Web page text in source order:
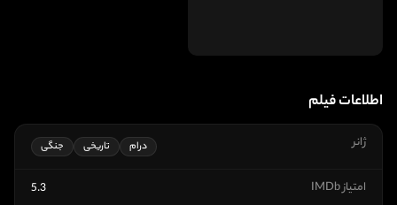
اطلاعات فیلم
ژانر درام تاریخی جنگی
امتیاز IMDb 5.3